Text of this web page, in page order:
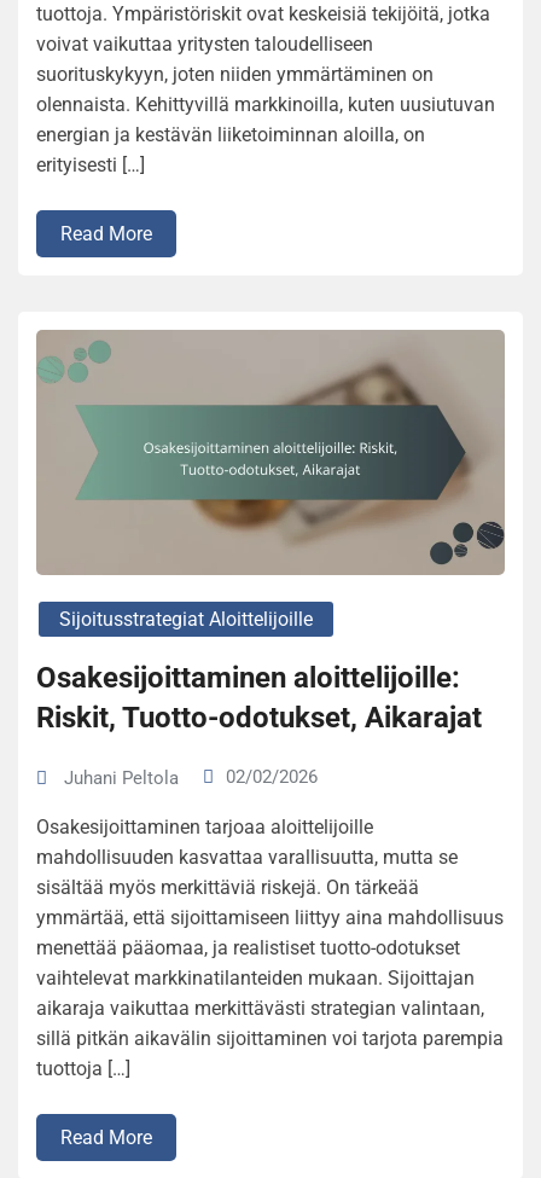
tuottoja. Ympäristöriskit ovat keskeisiä tekijöitä, jotka
voivat vaikuttaa yritysten taloudelliseen
suorituskykyyn, joten niiden ymmärtäminen on
olennaista. Kehittyvillä markkinoilla, kuten uusiutuvan
energian ja kestävän liiketoiminnan aloilla, on
erityisesti […]
Read More
Sijoitusstrategiat Aloittelijoille
Osakesijoittaminen aloittelijoille:
Riskit, Tuotto-odotukset, Aikarajat
Juhani Peltola 02/02/2026
Osakesijoittaminen tarjoaa aloittelijoille
mahdollisuuden kasvattaa varallisuutta, mutta se
sisältää myös merkittäviä riskejä. On tärkeää
ymmärtää, että sijoittamiseen liittyy aina mahdollisuus
menettää pääomaa, ja realistiset tuotto-odotukset
vaihtelevat markkinatilanteiden mukaan. Sijoittajan
aikaraja vaikuttaa merkittävästi strategian valintaan,
sillä pitkän aikavälin sijoittaminen voi tarjota parempia
tuottoja […]
Read More